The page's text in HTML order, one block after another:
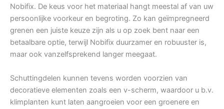
Nobifix. De keus voor het materiaal hangt meestal af van uw
persoonlijke voorkeur en begroting. Zo kan geïmpregneerd
grenen een juiste keuze zijn als u op zoek bent naar een
betaalbare optie, terwijl Nobifix duurzamer en robuuster is,
maar ook vanzelfsprekend langer meegaat.
Schuttingdelen kunnen tevens worden voorzien van
decoratieve elementen zoals een v-scherm, waardoor u b.v.
klimplanten kunt laten aangroeien voor een groenere en